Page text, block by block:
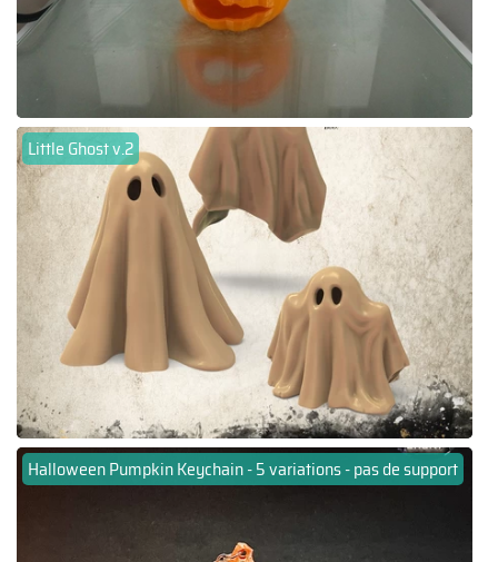
Little Ghost v.2
Halloween Pumpkin Keychain - 5 variations - pas de support